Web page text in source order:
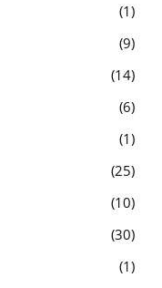
1
9
14
6
1
25
10
30
1